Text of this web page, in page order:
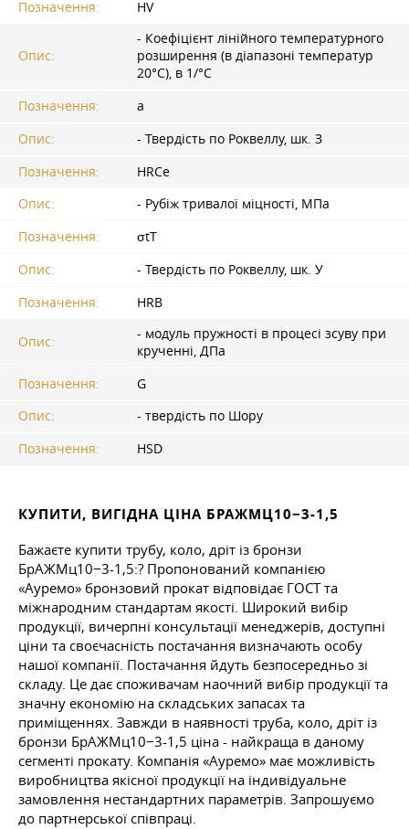
Позначення:
HV
Опис:
- Коефіцієнт лінійного температурного
розширення (в діапазоні температур
20°С), в 1/°С
Позначення:
а
Опис:
- Твердість по Роквеллу, шк. З
Позначення:
HRCе
Опис:
- Рубіж тривалої міцності, МПа
Позначення:
σtТ
Опис:
- Твердість по Роквеллу, шк. У
Позначення:
HRB
Опис:
- модуль пружності в процесі зсуву при
крученні, ДПа
Позначення:
G
Опис:
- твердість по Шору
Позначення:
HSD
КУПИТИ, ВИГІДНА ЦІНА БРАЖМЦ10−3-1,5
Бажаєте купити трубу, коло, дріт із бронзи
БрАЖМц10−3-1,5:? Пропонований компанією
«Ауремо» бронзовий прокат відповідає ГОСТ та
міжнародним стандартам якості. Широкий вибір
продукції, вичерпні консультації менеджерів, доступні
ціни та своєчасність постачання визначають особу
нашої компанії. Постачання йдуть безпосередньо зі
складу. Це дає споживачам наочний вибір продукції та
значну економію на складських запасах та
приміщеннях. Завжди в наявності труба, коло, дріт із
бронзи БрАЖМц10−3-1,5 ціна - найкраща в даному
сегменті прокату. Компанія «Ауремо» має можливість
виробництва якісної продукції на індивідуальне
замовлення нестандартних параметрів. Запрошуємо
до партнерської співпраці.